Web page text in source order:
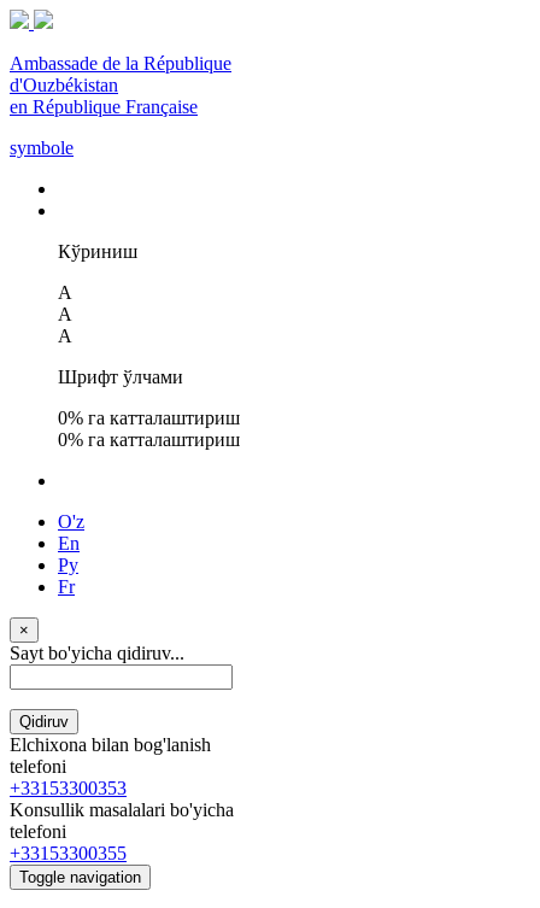
Ambassade de la République
d'Ouzbékistan
en République Française
symbole
Кўриниш
A
A
A
Шрифт ўлчами
0% га катталаштириш
0% га катталаштириш
O'z
En
Ру
Fr
×
Sayt bo'yicha qidiruv...
Qidiruv
Elchixona bilan bog'lanish
telefoni
+33153300353
Konsullik masalalari bo'yicha
telefoni
+33153300355
Toggle navigation